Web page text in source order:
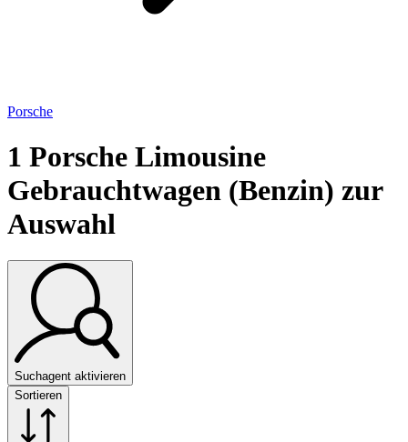
Porsche
1 Porsche Limousine
Gebrauchtwagen (Benzin) zur
Auswahl
Suchagent aktivieren
Sortieren